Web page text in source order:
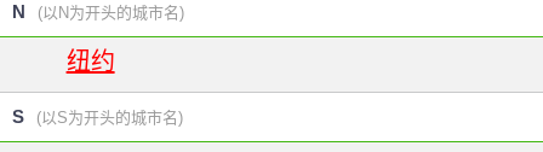
N (以N为开头的城市名)
纽约
S (以S为开头的城市名)